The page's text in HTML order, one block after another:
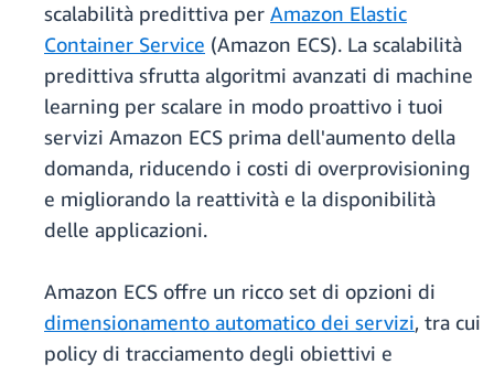
scalabilità predittiva per Amazon Elastic
Container Service (Amazon ECS). La scalabilità
predittiva sfrutta algoritmi avanzati di machine
learning per scalare in modo proattivo i tuoi
servizi Amazon ECS prima dell'aumento della
domanda, riducendo i costi di overprovisioning
e migliorando la reattività e la disponibilità
delle applicazioni.
Amazon ECS offre un ricco set di opzioni di
dimensionamento automatico dei servizi, tra cui
policy di tracciamento degli obiettivi e